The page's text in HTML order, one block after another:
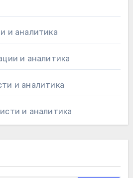
и аналитика
и аналитика
и аналитика
и аналитика